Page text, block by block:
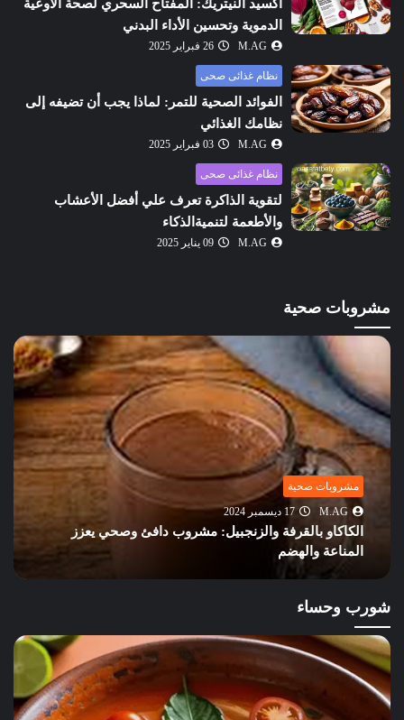
أكسيد النيتريك: المفتاح السحري لصحة الأوعية
الدموية وتحسين الأداء البدني
M.AG 26 فبراير 2025
نظام غذائى صحى
الفوائد الصحية للتمر: لماذا يجب أن تضيفه إلى
نظامك الغذائي
M.AG 03 فبراير 2025
نظام غذائى صحى
لتقوية الذاكرة تعرف علي أفضل الأعشاب
والأطعمة لتنميةالذكاء
M.AG 09 يناير 2025
مشروبات صحية
مشروبات صحية
M.AG
17 ديسمبر 2024
الكاكاو بالقرفة والزنجبيل: مشروب دافئ وصحي يعزز
المناعة والهضم
شورب وحساء